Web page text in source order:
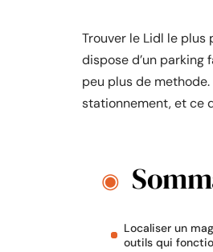
Trouver le Lidl le plus
dispose d’un parking
peu plus de
stationnement, et ce
Localiser un
outils qui